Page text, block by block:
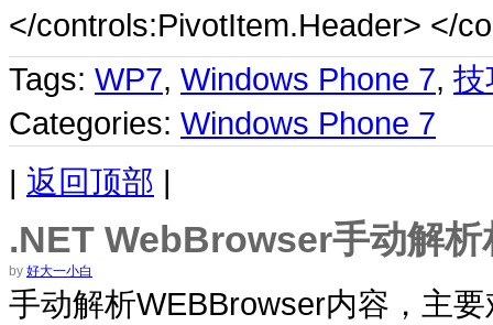
</controls:PivotItem.Header> </
Tags: WP7, Windows Phone 7, 技
Categories: Windows Phone 7
| 返回顶部 |
.NET WebBrowser手动解析
by 好大一小白
手动解析WEBBrowser内容，主